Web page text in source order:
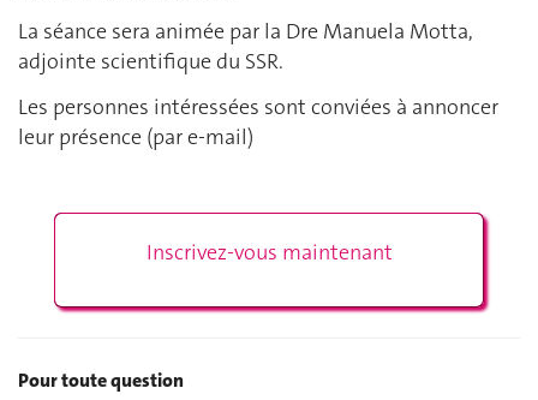
La séance sera animée par la Dre Manuela Motta,
adjointe scientifique du SSR.
Les personnes intéressées sont conviées à annoncer
leur présence (par e-mail)
Inscrivez-vous maintenant
Pour toute question